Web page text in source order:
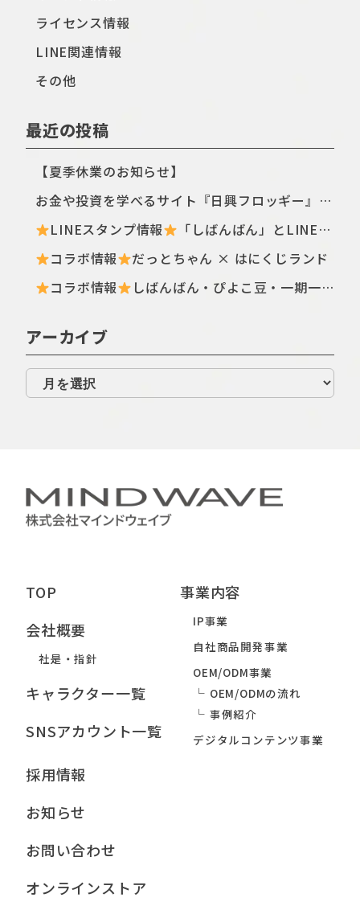
ライセンス情報
LINE関連情報
その他
最近の投稿
【夏季休業のお知らせ】
お金や投資を学べるサイト『日興フロッギー』にてTomo.Nがぴよこ豆のイラストを描き下ろしました
LINEスタンプ情報
「しばんばん」とLINEオープンチャットがコラボしたスタンプが初登場！
コラボ情報
だっとちゃん × はにくじランド
コラボ情報
しばんばん・ぴよこ豆・一期一会のなつみくじが登場
アーカイブ
TOP
会社概要
社是・指針
キャラクター一覧
SNSアカウント一覧
事業内容
IP事業
自社商品開発事業
OEM/ODM事業
OEM/ODMの流れ
事例紹介
デジタルコンテンツ事業
採用情報
お知らせ
お問い合わせ
オンラインストア